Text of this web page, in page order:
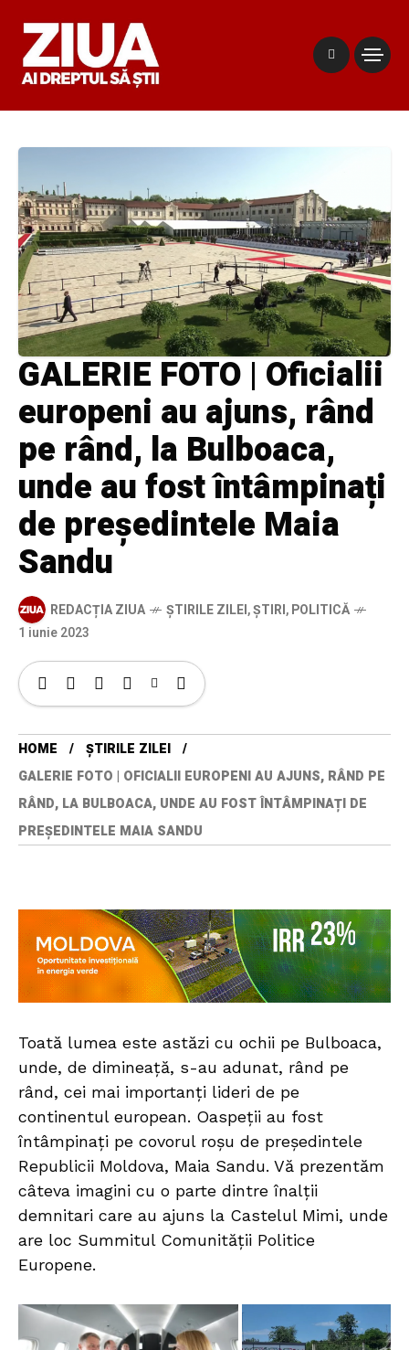
GALERIE FOTO | Oficialii
europeni au ajuns, rând
pe rând, la Bulboaca,
unde au fost întâmpinați
de președintele Maia
Sandu
REDACȚIA ZIUA ȘTIRILE ZILEI,ȘTIRI,POLITICĂ
1 iunie 2023
HOME
ȘTIRILE ZILEI
GALERIE FOTO | OFICIALII EUROPENI AU AJUNS, RÂND PE
RÂND, LA BULBOACA, UNDE AU FOST ÎNTÂMPINAȚI DE
PREȘEDINTELE MAIA SANDU
Toată lumea este astăzi cu ochii pe Bulboaca,
unde, de dimineață, s-au adunat, rând pe
rând, cei mai importanți lideri de pe
continentul european. Oaspeții au fost
întâmpinați pe covorul roșu de președintele
Republicii Moldova, Maia Sandu. Vă prezentăm
câteva imagini cu o parte dintre înalții
demnitari care au ajuns la Castelul Mimi, unde
are loc Summitul Comunității Politice
Europene.